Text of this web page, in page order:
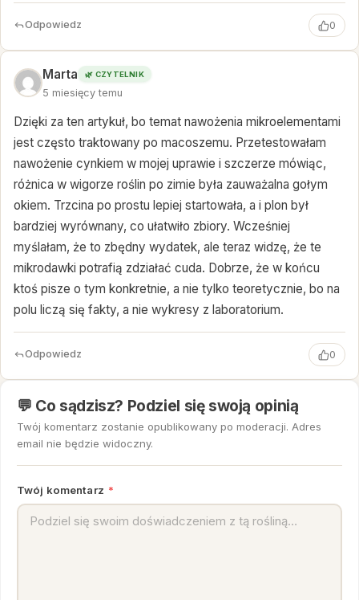
Odpowiedz 0
Marta 🌿 CZYTELNIK
5 miesięcy temu
Dzięki za ten artykuł, bo temat nawożenia mikroelementami
jest często traktowany po macoszemu. Przetestowałam
nawożenie cynkiem w mojej uprawie i szczerze mówiąc,
różnica w wigorze roślin po zimie była zauważalna gołym
okiem. Trzcina po prostu lepiej startowała, a i plon był
bardziej wyrównany, co ułatwiło zbiory. Wcześniej
myślałam, że to zbędny wydatek, ale teraz widzę, że te
mikrodawki potrafią zdziałać cuda. Dobrze, że w końcu
ktoś pisze o tym konkretnie, a nie tylko teoretycznie, bo na
polu liczą się fakty, a nie wykresy z laboratorium.
Odpowiedz 0
💬 Co sądzisz? Podziel się swoją opinią
Twój komentarz zostanie opublikowany po moderacji. Adres
email nie będzie widoczny.
Twój komentarz *